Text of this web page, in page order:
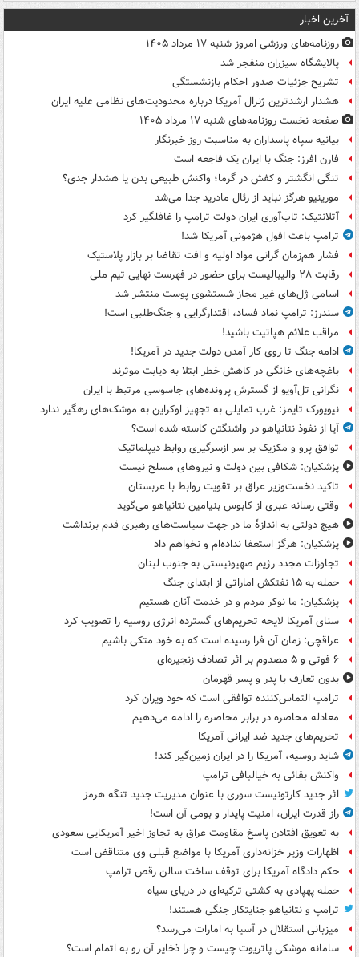
آخرین اخبار
روزنامه‌های ورزشی امروز ‌شنبه ۱۷ مرداد ۱۴۰۵
پالایشگاه سیزران منفجر شد
تشریح جزئیات صدور احکام بازنشستگی
هشدار ارشدترین ژنرال آمریکا درباره محدودیت‌های نظامی علیه ایران
صفحه نخست روزنامه‌های شنبه ۱۷ مرداد ۱۴۰۵
بیانیه سپاه پاسداران به مناسبت روز خبرنگار
فارن افرز: جنگ با ایران یک فاجعه است
تنگی انگشتر و کفش در گرما؛ واکنش طبیعی بدن یا هشدار جدی؟
مورینیو هرگز نباید از رئال مادرید جدا می‌شد
آتلانتیک: تاب‌آوری ایران دولت ترامپ را غافلگیر کرد
ترامپ باعث افول هژمونی آمریکا شد!
فشار هم‌زمان گرانی مواد اولیه و افت تقاضا بر بازار پلاستیک
رقابت ۲۸ والیبالیست برای حضور در فهرست نهایی تیم ملی
اسامی ژل‌های غیر مجاز شستشوی پوست منتشر شد
سندرز: ترامپ نماد فساد، اقتدارگرایی و جنگ‌طلبی است!
مراقب علائم هپاتیت باشید!
ادامه جنگ تا روی کار آمدن دولت جدید در آمریکا!
باغچه‌های خانگی در کاهش خطر ابتلا به دیابت موثرند
نگرانی تل‌آویو از گسترش پرونده‌های جاسوسی مرتبط با ایران
نیویورک تایمز: غرب تمایلی به تجهیز اوکراین به موشک‌های رهگیر ندارد
آیا از نفوذ نتانیاهو در واشنگتن کاسته شده است؟
توافق پرو و مکزیک بر سر ازسرگیری روابط دیپلماتیک
پزشکیان: شکافی بین دولت و نیروهای مسلح نیست
تاکید نخست‌وزیر عراق بر تقویت روابط با عربستان
وقتی رسانه عبری از کابوس بنیامین نتانیاهو می‌گوید
هیچ دولتی به اندازۀ ما در جهت سیاست‌های رهبری قدم برنداشت
پزشکیان: هرگز استعفا نداده‌ام و نخواهم داد
تجاوزات مجدد رژیم صهیونیستی به جنوب لبنان
حمله به ۱۵ نفتکش‌ اماراتی از ابتدای جنگ
پزشکیان: ما نوکر مردم و در خدمت آنان هستیم
سنای آمریکا لایحه تحریم‌های گسترده انرژی روسیه را تصویب کرد
عراقچی: زمان آن فرا رسیده است که به خود متکی باشیم
۶ فوتی و ۵ مصدوم بر اثر تصادف زنجیره‌ای
بدون تعارف با پدر و پسر قهرمان
ترامپ التماس‌کننده توافقی است که خود ویران کرد
معادله محاصره در برابر محاصره را ادامه می‌دهیم
تحریم‌های جدید ضد ایرانی آمریکا
شاید روسیه، آمریکا را در ایران زمین‌گیر کند!
واکنش بقائی به خیالبافی ترامپ
اثر جدید کارتونیست سوری با عنوان مدیریت جدید تنگه هرمز
راز قدرت ایران، امنیت پایدار و بومی آن است!
به تعویق افتادن پاسخ مقاومت عراق به تجاوز اخیر آمریکایی سعودی
اظهارات وزیر خزانه‌داری آمریکا با مواضع قبلی وی متناقض است
حکم دادگاه آمریکا برای توقف ساخت سالن رقص ترامپ
حمله پهپادی به کشتی ترکیه‌ای در دریای سیاه
ترامپ و نتانیاهو جنایتکار جنگی هستند!
میزبانی استقلال در آسیا به امارات می‌رسد؟
سامانه موشکی پاتریوت چیست و چرا ذخایر آن رو به اتمام است؟